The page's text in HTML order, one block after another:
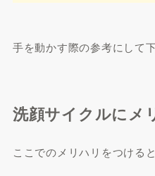
手を動かす際の参考にして下
洗顔サイクルにメ
ここでのメリハリをつけると